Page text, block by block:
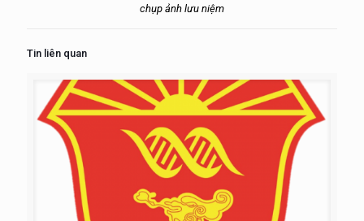
chụp ảnh lưu niệm
Tin liên quan